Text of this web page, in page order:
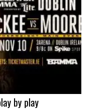
by play